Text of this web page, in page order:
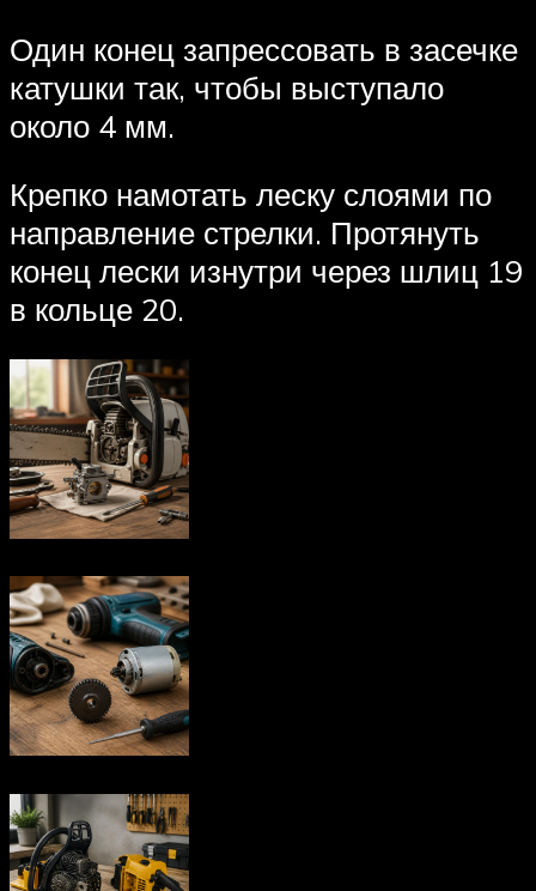
Один конец запрессовать в засечке
катушки так, чтобы выступало
около 4 мм.
Крепко намотать леску слоями по
направление стрелки. Протянуть
конец лески изнутри через шлиц 19
в кольце 20.